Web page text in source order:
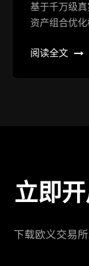
基于千万级
资产组合优
阅读全文
立即
下载欧义交易